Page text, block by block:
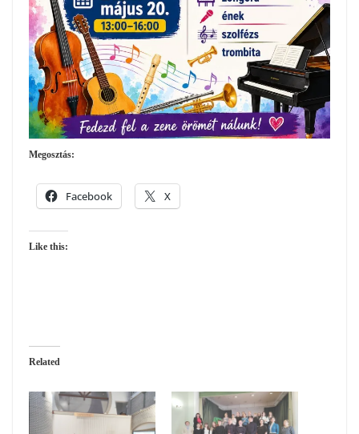
Megosztás:
Facebook X
Like this:
Related